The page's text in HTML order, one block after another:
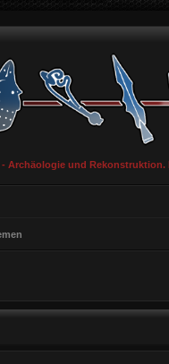
und Rekonstruktion.